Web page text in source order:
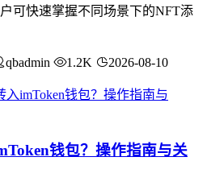
可快速掌握不同场景下的NFT添
qbadmin 1.2K 2026-08-10
钱包？操作指南与关